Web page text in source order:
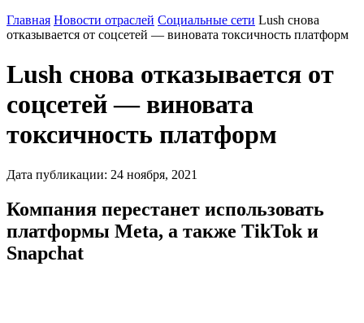
Главная Новости отраслей Социальные сети Lush снова
отказывается от соцсетей — виновата токсичность платформ
Lush снова отказывается от
соцсетей — виновата
токсичность платформ
Дата публикации: 24 ноября, 2021
Компания перестанет использовать
платформы Meta, а также TikTok и
Snapchat